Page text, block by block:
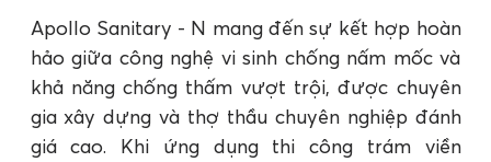
Apollo Sanitary - N mang đến sự kết hợp hoàn
hảo giữa công nghệ vi sinh chống nấm mốc và
khả năng chống thấm vượt trội, được chuyên
gia xây dựng và thợ thầu chuyên nghiệp đánh
giá cao. Khi ứng dụng thi công trám viền